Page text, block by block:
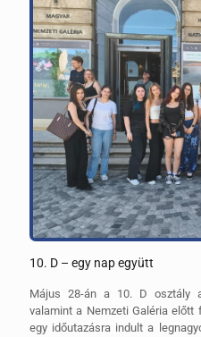
10. D – egy nap együtt
Május 28-án a 10. D osztály
valamint a Nemzeti Galéria
egy időutazásra indult a